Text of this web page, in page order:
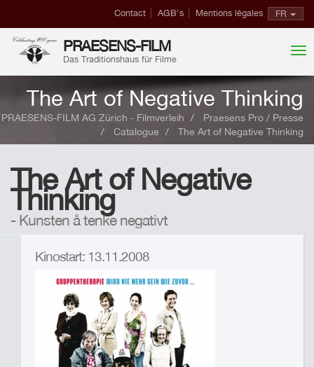
FR
Contact AGB's Mentions légales
PRAESENS-FILM
Das Traditionshaus für Filme
The Art of Negative Thinking
PRAESENS-FILM AG Zürich - Filmverleih
Praesens Pro / Presse
Catalogue
The Art of Negative Thinking
The Art of Negative
Thinking
- Kunsten å tenke negativt
Kinostart: 13.11.2008